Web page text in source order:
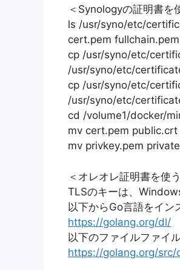
＜Synologyの証明書を
ls /usr/syno/etc/
cert.pem
cp /usr/syno/etc/
/usr/syno/etc/
cp /usr/syno/etc/
/usr/syno/etc/
cd /volume1/docker/
mv cert.pem public.crt
mv privkey.pem
＜オレオレ証明書を使
TLSのキーは、
以下からGo言語をイン
https://golang.org/dl/
以下のファイルファイ
https://golang.org/